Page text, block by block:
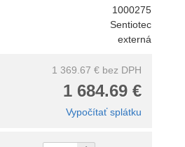
1000275
Sentiotec
externá
1 369.67 € bez DPH
1 684.69 €
Vypočítať splátku